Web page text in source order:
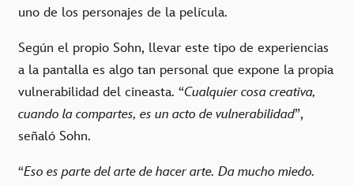
uno de los personajes de la película.
Según el propio Sohn, llevar este tipo de experiencias
a la pantalla es algo tan personal que expone la propia
vulnerabilidad del cineasta. “Cualquier cosa creativa,
cuando la compartes, es un acto de vulnerabilidad”,
señaló Sohn.
“Eso es parte del arte de hacer arte. Da mucho miedo.